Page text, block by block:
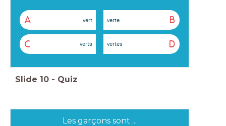
A vert B
verte
C verts D
vertes
Slide 10 - Quiz
Les garçons sont ...